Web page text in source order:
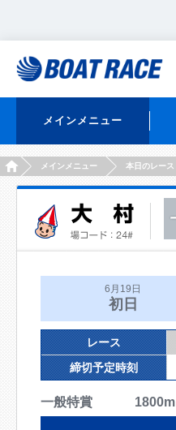
メインメニュー
HOMEメインメニュー 本日のレース
6月19日
初日
レース
締切予定時刻
一般特賞 1800m